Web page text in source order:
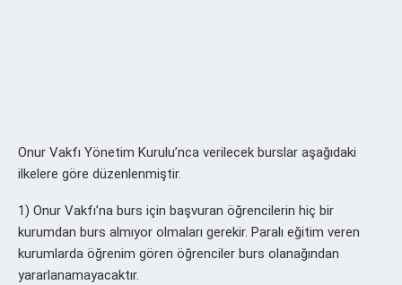
Onur Vakfı Yönetim Kurulu’nca verilecek burslar aşağıdaki
ilkelere göre düzenlenmiştir.
1) Onur Vakfı’na burs için başvuran öğrencilerin hiç bir
kurumdan burs almıyor olmaları gerekir. Paralı eğitim veren
kurumlarda öğrenim gören öğrenciler burs olanağından
yararlanamayacaktır.